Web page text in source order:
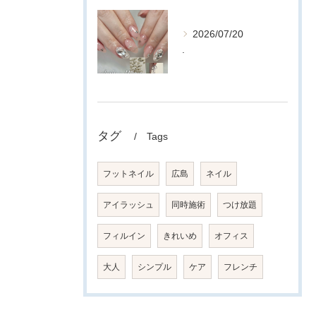
2026/07/20
タグ Tags
フットネイル 広島 ネイル
アイラッシュ 同時施術 つけ放題
フィルイン きれいめ オフィス
大人 シンプル ケア フレンチ